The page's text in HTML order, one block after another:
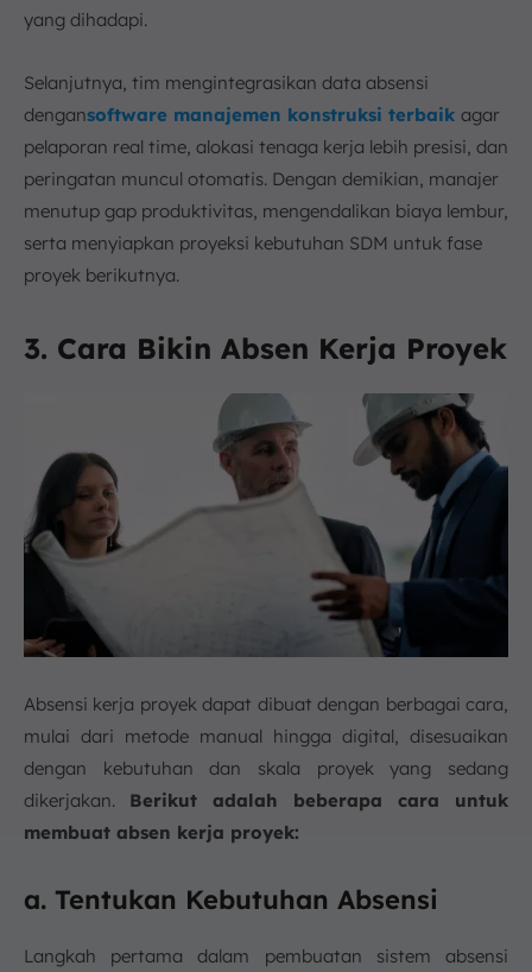
yang dihadapi.
Selanjutnya, tim mengintegrasikan data absensi
dengansoftware manajemen konstruksi terbaik agar
pelaporan real time, alokasi tenaga kerja lebih presisi, dan
peringatan muncul otomatis. Dengan demikian, manajer
menutup gap produktivitas, mengendalikan biaya lembur,
serta menyiapkan proyeksi kebutuhan SDM untuk fase
proyek berikutnya.
3. Cara Bikin Absen Kerja Proyek
Absensi kerja proyek dapat dibuat dengan berbagai cara,
mulai dari metode manual hingga digital, disesuaikan
dengan kebutuhan dan skala proyek yang sedang
dikerjakan. Berikut adalah beberapa cara untuk
membuat absen kerja proyek:
a. Tentukan Kebutuhan Absensi
Langkah pertama dalam pembuatan sistem absensi